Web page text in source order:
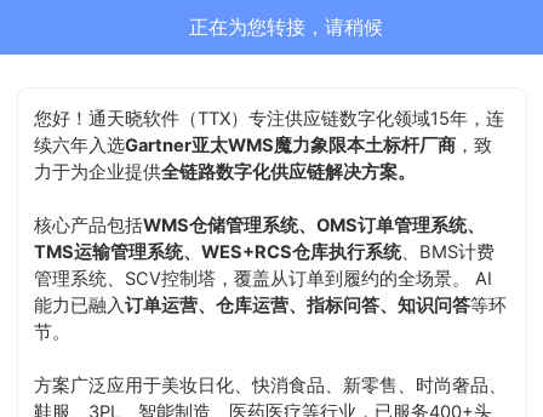
正在为您转接，请稍候
您好！通天晓软件（TTX）专注供应链数字化领域15年，连
续六年入选Gartner亚太WMS魔力象限本土标杆厂商 ，致
力于为企业提供全链路数字化供应链解决方案。
核心产品包括WMS仓储管理系统、OMS订单管理系统、
TMS运输管理系统、WES+RCS仓库执行系统、BMS计费
管理系统、SCV控制塔，覆盖从订单到履约的全场景。 AI
能力已融入订单运营、仓库运营、指标问答、知识问答等环
节。
方案广泛应用于美妆日化、快消食品、新零售、时尚奢品、
鞋服、3PL、智能制造、医药医疗等行业，已服务400+头